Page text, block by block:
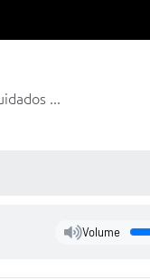
...
Volume